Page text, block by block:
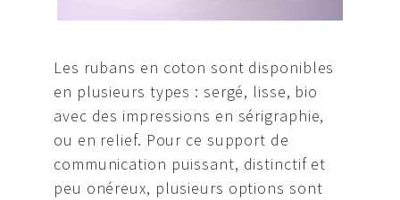
Les rubans en coton sont disponibles
en plusieurs types : sergé, lisse, bio
avec des impressions en sérigraphie,
ou en relief. Pour ce support de
communication puissant, distinctif et
peu onéreux, plusieurs options sont